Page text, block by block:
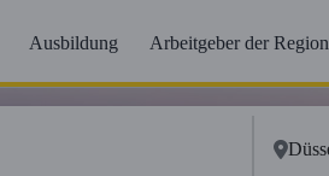
Ausbildung Arbeitgeber der Region